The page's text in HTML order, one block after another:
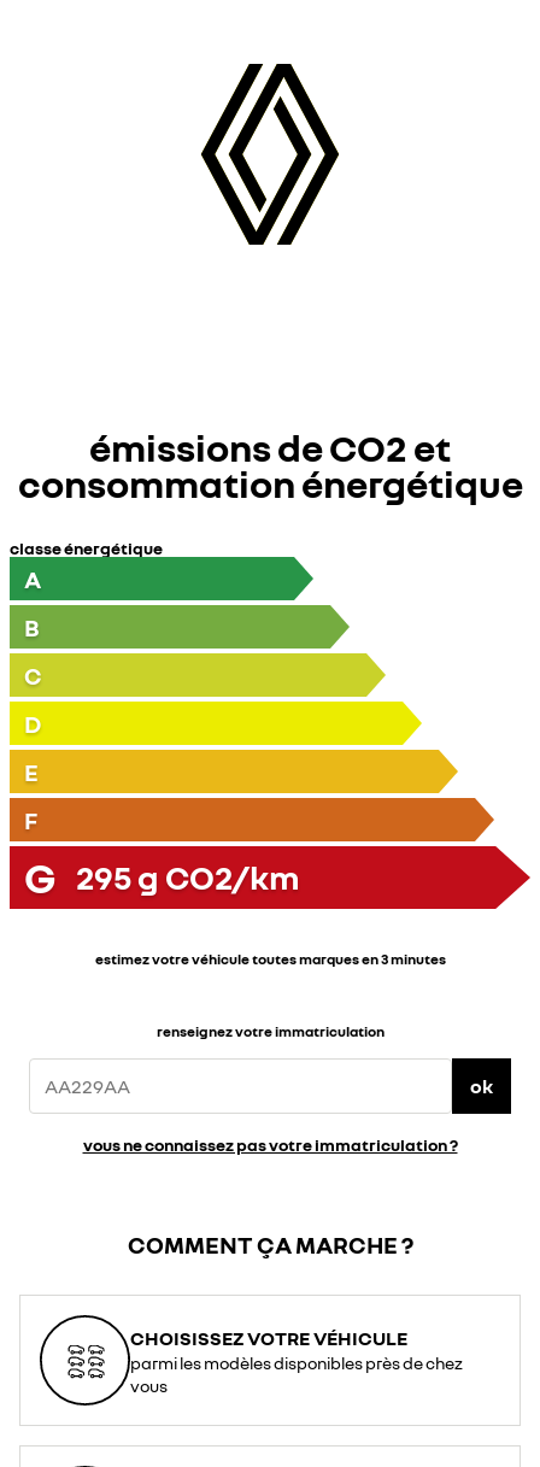
émissions de CO2 et
consommation énergétique
classe énergétique
A
B
C
D
E
F
G 295g CO2/km
estimez votre véhicule toutes marques en 3 minutes
renseignez votre immatriculation
ok
vous ne connaissez pas votre immatriculation ?
COMMENT ÇA MARCHE ?
CHOISISSEZ VOTRE VÉHICULE
parmi les modèles disponibles près de chez
vous